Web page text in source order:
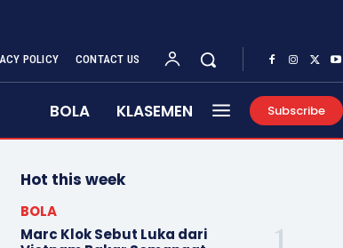
POLICY CONTACT US
BOLA KLASEMEN Subscribe
Hot this week
BOLA
Marc Klok Sebut Luka dari